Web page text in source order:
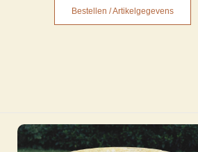
Bestellen / Artikelgegevens